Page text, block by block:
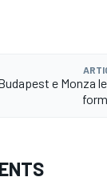
e Monza